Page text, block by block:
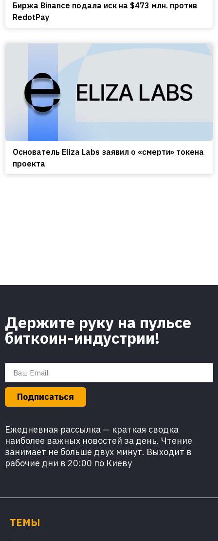
Биржа Binance подала иск на $473 млн. против
RedotPay
Основатель Eliza Labs заявил о «смерти» токена
проекта
Держите руку на пульсе
биткоин-индустрии!
Подписаться
Ежедневная рассылка — краткая сводка
наиболее важных новостей за день. Чтение
занимает не больше двух минут. Выходит в
рабочие дни в 20:00 по Киеву
ТЕМЫ